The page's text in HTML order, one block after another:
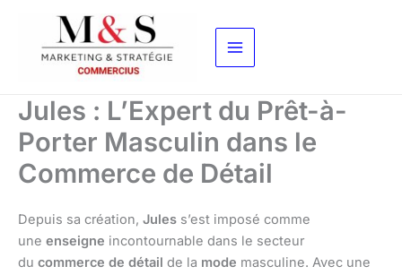
contenu
Jules : L’Expert du Prêt-à-
Porter Masculin dans le
Commerce de Détail
Depuis sa création, Jules s’est imposé comme
une enseigne incontournable dans le secteur
du commerce de détail de la mode masculine. Avec une